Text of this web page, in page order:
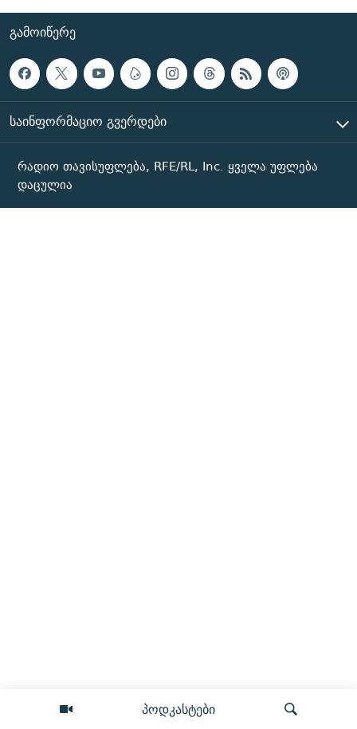
პოდკასტები
ᲒᲐᲛᲝᲘᲬᲔᲠᲔ
ᲡᲐᲘᲜᲤᲝᲠᲛᲐᲪᲘᲝ ᲒᲕᲔᲠᲓᲔᲑᲘ
რადიო თავისუფლება, RFE/RL, Inc. ყველა უფლება
დაცულია